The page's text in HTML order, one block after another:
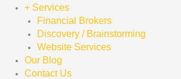
+ Services
Financial Brokers
Discovery / Brainstorming
Website Services
Our Blog
Contact Us